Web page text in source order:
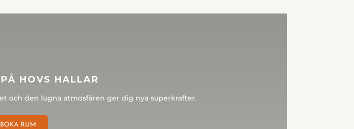
HOVS HALLAR
och den lugna atmosfären ger dig nya superkrafter.
BOKA RUM